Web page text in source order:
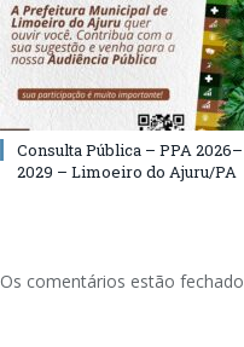
Consulta Pública – PPA 2026–
2029 – Limoeiro do Ajuru/PA
Os comentários estão